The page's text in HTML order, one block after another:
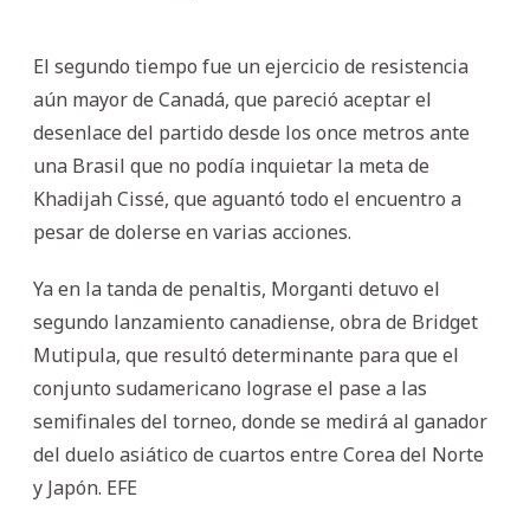
El segundo tiempo fue un ejercicio de resistencia
aún mayor de Canadá, que pareció aceptar el
desenlace del partido desde los once metros ante
una Brasil que no podía inquietar la meta de
Khadijah Cissé, que aguantó todo el encuentro a
pesar de dolerse en varias acciones.
Ya en la tanda de penaltis, Morganti detuvo el
segundo lanzamiento canadiense, obra de Bridget
Mutipula, que resultó determinante para que el
conjunto sudamericano lograse el pase a las
semifinales del torneo, donde se medirá al ganador
del duelo asiático de cuartos entre Corea del Norte
y Japón. EFE